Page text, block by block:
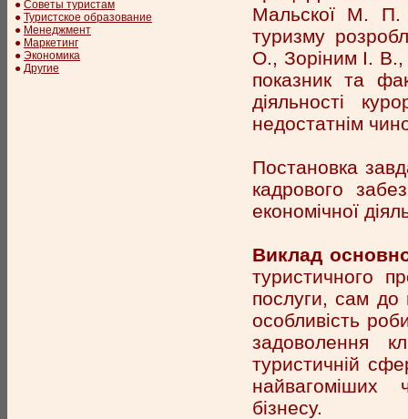
● Советы туристам
● Туристское образование
● Менеджмент
● Маркетинг
● Экономика
● Другие
Мальскої М. П.
туризму
О., Зоріним І.
показник та
діяльності
недостатнім
Постановка
кадрового
економічної
Виклад
туристичного
послуги, сам до
особливість
задоволення
туристичній
найвагоміших
бізнесу.